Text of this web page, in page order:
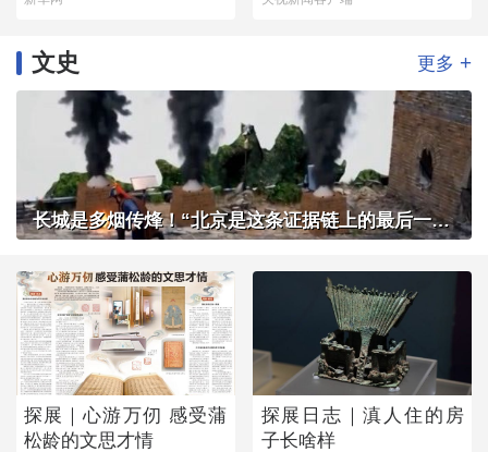
文史 更多 +
长城是多烟传烽！“北京是这条证据链上的最后一环”
探展｜心游万仞 感受蒲
松龄的文思才情
探展日志｜滇人住的房
子长啥样